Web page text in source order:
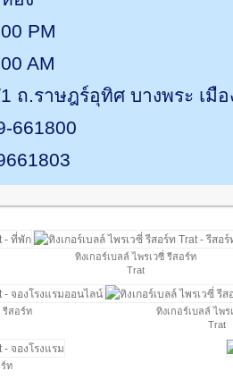
PM
AM
ถ.ราษฎร์อุทิศ บางพระ เมื
661800
ทิงเกอร์เบลล์ ไพรเวซี่ รีสอร์ท
Trat
รีสอร์ท
ทิงเกอร์เบลล์ ไพ
Trat
ท